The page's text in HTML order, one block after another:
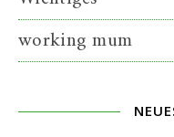
working mum